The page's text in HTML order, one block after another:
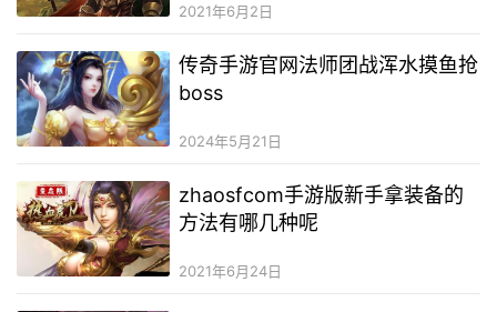
2021年6月2日
传奇手游官网法师团战浑水摸鱼抢
boss
2024年5月21日
zhaosfcom手游版新手拿装备的
方法有哪几种呢
2021年6月24日